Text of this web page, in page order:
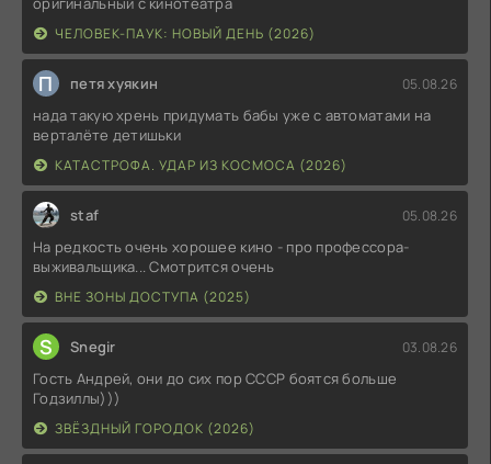
ЧЕЛОВЕК-ПАУК: НОВЫЙ ДЕНЬ (2026)
П петя хуякин 05.08.26
нада такую хрень придумать бабы уже с автоматами на
верталёте детишьки
КАТАСТРОФА. УДАР ИЗ КОСМОСА (2026)
staf 05.08.26
На редкость очень хорошее кино - про профессора-
выживальщика... Смотрится очень
ВНЕ ЗОНЫ ДОСТУПА (2025)
S Snegir 03.08.26
Гость Андрей, они до сих пор СССР боятся больше
Годзиллы)))
ЗВЁЗДНЫЙ ГОРОДОК (2026)